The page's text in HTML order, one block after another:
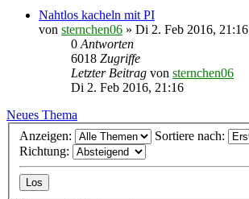
Nahtlos kacheln mit PI
von sternchen06 » Di 2. Feb 2016, 21:16
0 Antworten
6018 Zugriffe
Letzter Beitrag von sternchen06
Di 2. Feb 2016, 21:16
Neues Thema
Anzeigen:
Sortiere nach:
Richtung: